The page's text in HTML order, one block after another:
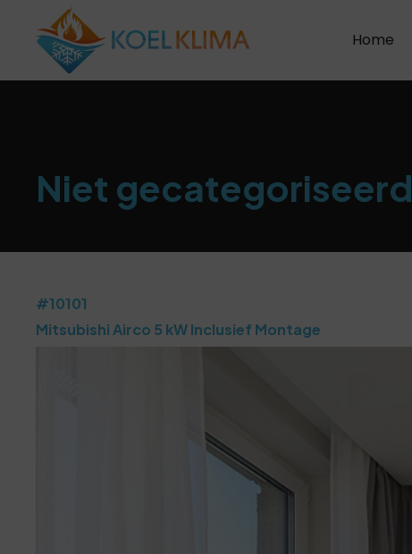
Home
Niet gecategoriseerd
#10101
Mitsubishi Airco 5 kW Inclusief Montage